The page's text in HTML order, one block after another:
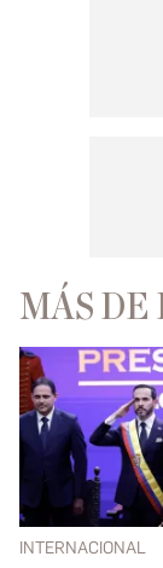
MÁS
INTERNACIONAL